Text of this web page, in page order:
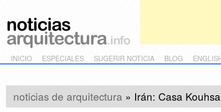
Main menu
Skip to primary content
Skip to secondary content
INICIO ESPECIALES SUGERIR NOTICIA BLOG
noticias de arquitectura » Irán: Casa